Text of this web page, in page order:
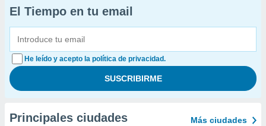
El Tiempo en tu email
He leído y acepto la política de privacidad.
Principales ciudades Más ciudades